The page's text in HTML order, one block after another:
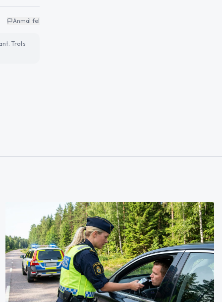
Anmäl fel
Trots